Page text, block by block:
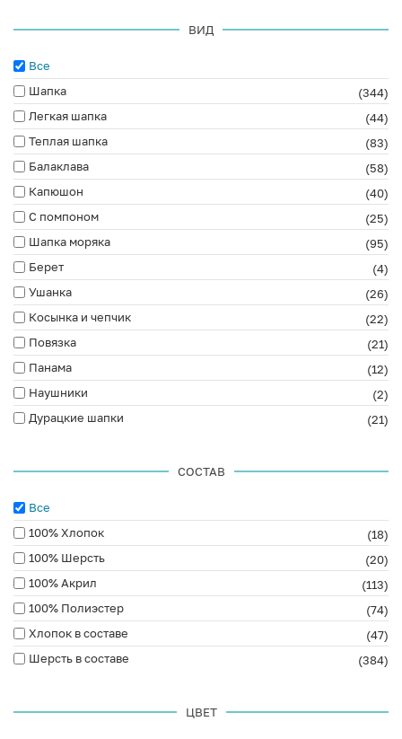
ВИД
Все
Шапка
(344)
Легкая шапка
(44)
Теплая шапка
(83)
Балаклава
(58)
Капюшон
(40)
С помпоном
(25)
Шапка моряка
(95)
Берет
(4)
Ушанка
(26)
Косынка и чепчик
(22)
Повязка
(21)
Панама
(12)
Наушники
(2)
Дурацкие шапки
(21)
СОСТАВ
Все
100% Хлопок
(18)
100% Шерсть
(20)
100% Акрил
(113)
100% Полиэстер
(74)
Хлопок в составе
(47)
Шерсть в составе
(384)
ЦВЕТ